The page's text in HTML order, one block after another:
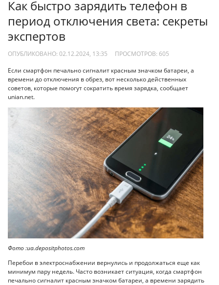
Как быстро зарядить телефон в
период отключения света: секреты
экспертов
ОПУБЛИКОВАНО: 02.12.2024, 13:35 ПРОСМОТРОВ: 605
Если смартфон печально сигналит красным значком батареи, а
времени до отключения в обрез, вот несколько действенных
советов, которые помогут сократить время зарядка, сообщает
unian.net.
Фото :ua.depositphotos.com
Перебои в электроснабжении вернулись и продолжаться еще как
минимум пару недель. Часто возникает ситуация, когда смартфон
печально сигналит красным значком батареи, а времени зарядить